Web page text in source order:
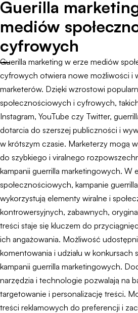
Guerilla
mediów
cyfrowych
Guerilla marketing w erze mediów
cyfrowych otwiera nowe możliwości i
marketerów. Dzięki wzrostowi
społecznościowych i cyfrowych,
Instagram, YouTube czy Twitter,
dotarcia do szerszej publiczności i
w krótszym czasie. Marketerzy mogą
do szybkiego i viralnego
kampanii guerrilla marketingowych. W
społecznościowych, kampanie
wykorzystują elementy wiralne i
kontrowersyjnych, zabawnych,
treści staje się kluczem do
ich angażowania. Możliwość
komentowania i udziału w konkursach
kampanii guerrilla marketingowych.
narzędzia i technologie pozwalają na
targetowanie i personalizację treści.
treści reklamowych do preferencji i